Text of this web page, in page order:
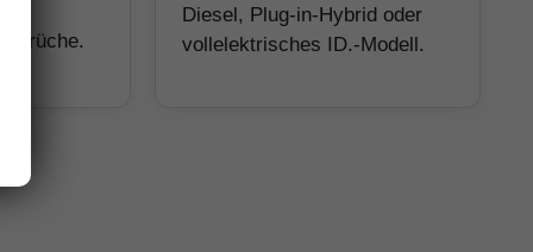
Diesel, Plug-in-Hybrid oder
vollelektrisches ID.-Modell.